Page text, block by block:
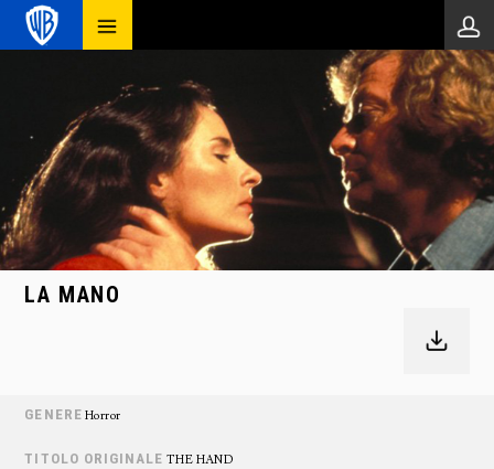
LA MANO
GENERE Horror
TITOLO ORIGINALE THE HAND